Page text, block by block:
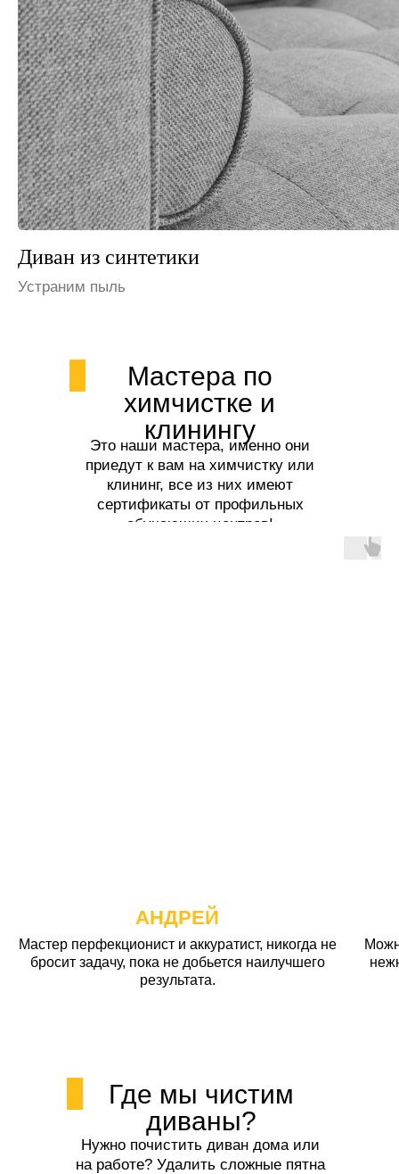
Диван из флока
Избавим от запаха мочи
Мастера по
химчистке и
клинингу
Это наши мастера, именно они
приедут к вам на химчистку или
клининг, все из них имеют
сертификаты от профильных
обучающих центров!
АНДРЕЙ
Мастер перфекционист и аккуратист, никогда не
бросит задачу, пока не добьется наилучшего
результата.
Где мы чистим
диваны?
Нужно почистить диван дома или
на работе? Удалить сложные пятна